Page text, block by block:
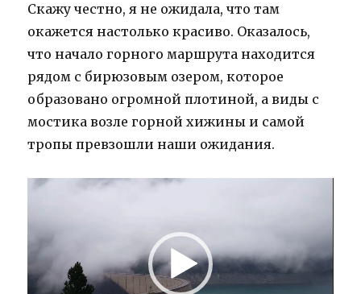
Скажу честно, я не ожидала, что там
окажется настолько красиво. Оказалось,
что начало горного маршрута находится
рядом с бирюзовым озером, которое
образовано огромной плотиной, а виды с
мостика возле горной хижины и самой
тропы превзошли наши ожидания.
Video